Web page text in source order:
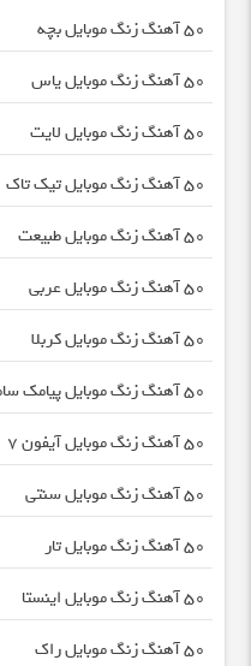
50 آهنگ زنگ موبایل بچه
50 آهنگ زنگ موبایل یاس
50 آهنگ زنگ موبایل لایت
50 آهنگ زنگ موبایل تیک تاک
50 آهنگ زنگ موبایل طبیعت
50 آهنگ زنگ موبایل عربی
50 آهنگ زنگ موبایل کربلا
50 آهنگ زنگ موبایل پیامک سامسونگ
50 آهنگ زنگ موبایل آیفون 7
50 آهنگ زنگ موبایل سنتی
50 آهنگ زنگ موبایل تار
50 آهنگ زنگ موبایل اینستا
50 آهنگ زنگ موبایل راک